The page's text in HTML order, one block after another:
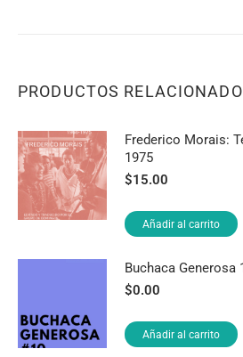
PRODUCTOS
Frederico Morais:
1975
$15.00
Añadir al carrito
Buchaca Generosa
$0.00
Añadir al carrito